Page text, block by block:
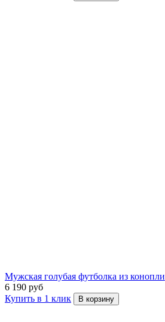
Мужская голубая футболка из конопли
6 190 руб
Купить в 1 клик
В корзину